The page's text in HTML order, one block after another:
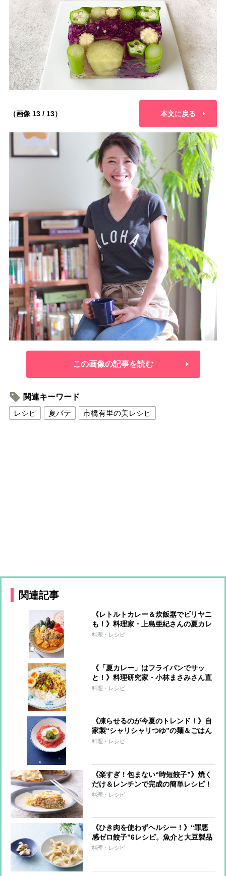
（画像 13 / 13） 本文に戻る
この画像の記事を読む
関連キーワード
レシピ
夏バテ 市橋有里の美レシピ
関連記事
《レトルトカレー＆炊飯器でビリヤニ
も！》料理家・上島亜紀さんの夏カレ
ーレシピ
料理・レシピ
《「夏カレー」はフライパンでサッ
と！》料理研究家・小林まさみさん直
伝レシピ
料理・レシピ
《凍らせるのが今夏のトレンド！》自
家製“シャリシャリつゆ”の麺＆ごはん
7レシピ
料理・レシピ
《楽すぎ！包まない“時短餃子”》焼く
だけ＆レンチンで完成の簡単レシピ！
料理・レシピ
《ひき肉を使わずヘルシー！》“罪悪
感ゼロ餃子”6レシピ。魚介と大豆製品
で大満足！
料理・レシピ